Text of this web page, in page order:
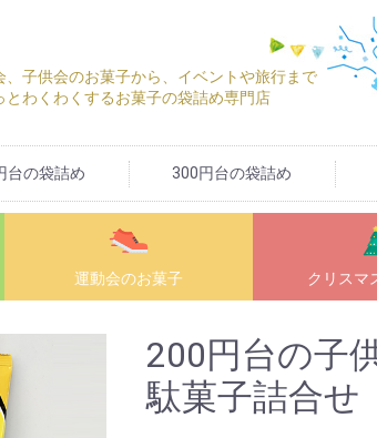
、子供会のお菓子から、イベントや旅行まで
とわくわくするお菓子の袋詰め専門店
台の袋詰め 300円台の袋詰め
運動会のお菓子 クリスマ
200円台の子
駄菓子詰合せ